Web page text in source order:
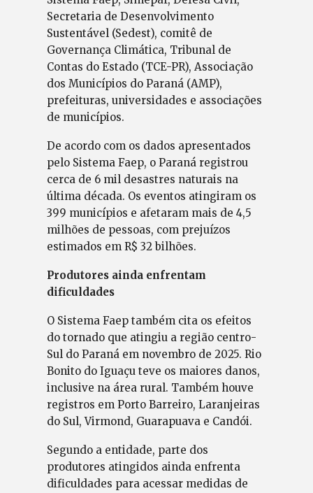
Secretaria de Desenvolvimento
Sustentável (Sedest), comitê de
Governança Climática, Tribunal de
Contas do Estado (TCE-PR), Associação
dos Municípios do Paraná (AMP),
prefeituras, universidades e associações
de municípios.
De acordo com os dados apresentados
pelo Sistema Faep, o Paraná registrou
cerca de 6 mil desastres naturais na
última década. Os eventos atingiram os
399 municípios e afetaram mais de 4,5
milhões de pessoas, com prejuízos
estimados em R$ 32 bilhões.
Produtores ainda enfrentam
dificuldades
O Sistema Faep também cita os efeitos
do tornado que atingiu a região centro-
Sul do Paraná em novembro de 2025. Rio
Bonito do Iguaçu teve os maiores danos,
inclusive na área rural. Também houve
registros em Porto Barreiro, Laranjeiras
do Sul, Virmond, Guarapuava e Candói.
Segundo a entidade, parte dos
produtores atingidos ainda enfrenta
dificuldades para acessar medidas de